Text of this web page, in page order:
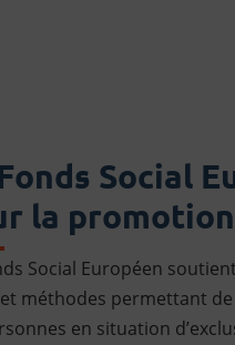
Social
la promotion
Social Européen soutient
méthodes permettant
en situation